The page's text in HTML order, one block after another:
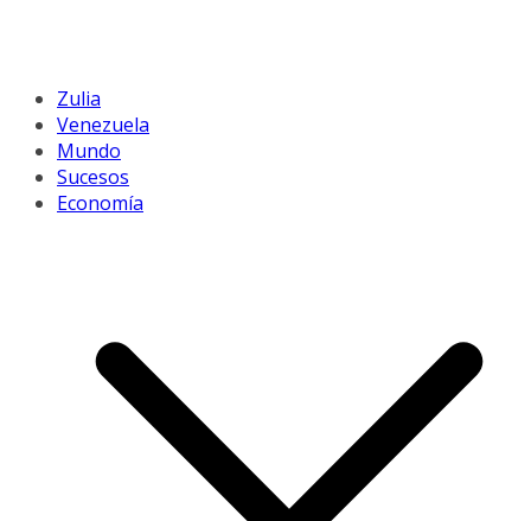
Zulia
Venezuela
Mundo
Sucesos
Economía